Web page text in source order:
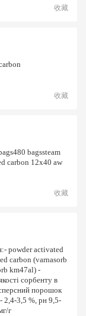
收藏
收藏
bagssteam
carbon 12x40 aw
收藏
powder activated
carbon (varnasorb
km47al) -
сорбенту в
порошок
- 2,4-3,5 %, рн 9,5-
г